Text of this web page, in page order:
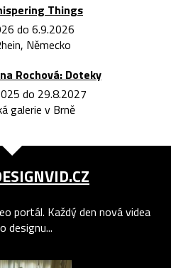
Things
do 6.9.2026
Německo
Rochová: Doteky
do 29.8.2027
galerie v Brně
portál. Každý den nová videa
designu...